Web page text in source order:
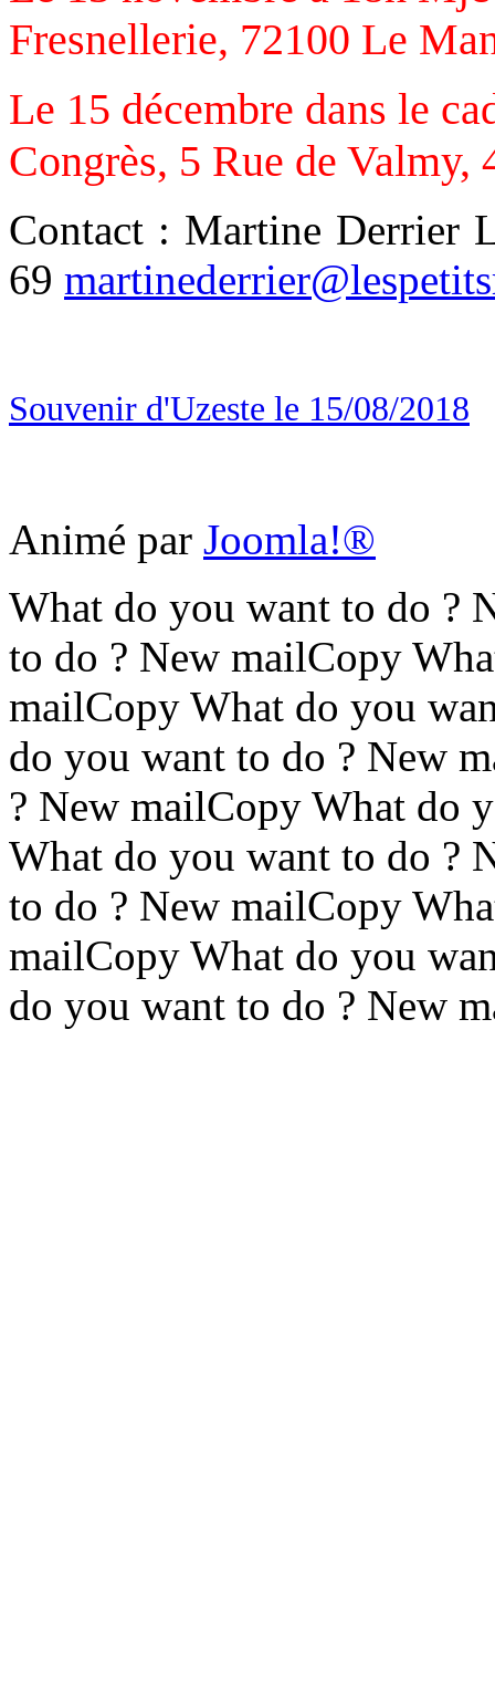
Fresnellerie, 72100 Le
Le 15 décembre dans le
Congrès, 5 Rue de Valmy,
Contact : Martine Derrier
69
Souvenir d'Uzeste le 15/08/2018
Animé par Joomla!®
What do you want to do ?
to do ? New mailCopy
mailCopy What do you
do you want to do ? New
? New mailCopy What do
What do you want to do ?
to do ? New mailCopy
mailCopy What do you
do you want to do ? New